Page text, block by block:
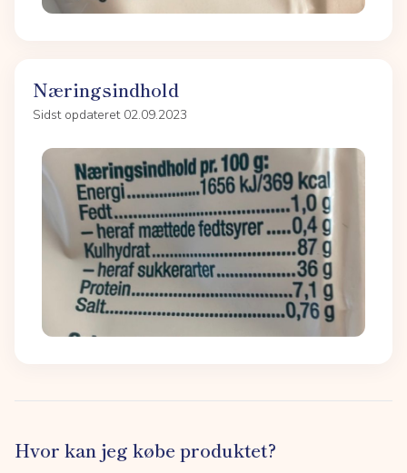
Næringsindhold
Sidst opdateret 02.09.2023
Hvor kan jeg købe produktet?